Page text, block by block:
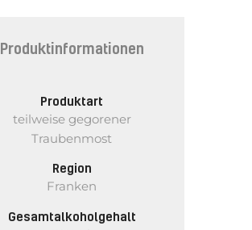
Produktinformationen
Produktart
teilweise gegorener
Traubenmost
Region
Franken
Gesamtalkoholgehalt